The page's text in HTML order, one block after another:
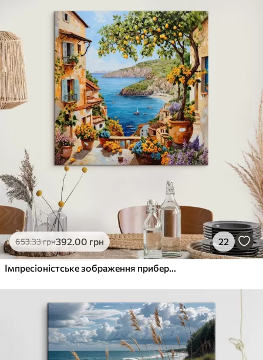
Яскраві, насичені кольори
Стійкість до вицвітання
✓ Безпечне чорнило без запаху
✗ Поверхня з текстурою полотна
✗ Екологічний матеріал
Преміум
.00грн
Яскраві, насичені кольори
✓Стійкість до вицвітання
✓Безпечне чорнило без запаху
✓Поверхня з текстурою полотна
✗Екологічний матеріал
Еко-Преміум
Від .00грн
✓Яскраві, насичені кольори
Поверхня з текстурою полотна
Екологічний матеріал
653.33грн392.00 грн 22
Імпресіоністське зображення прибережного селища з лимонним деревом